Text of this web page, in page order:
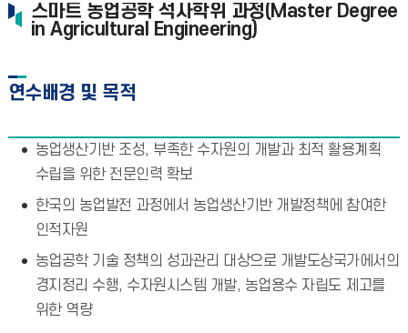
스마트 농업공학 석사학위 과정(Master Degree
in Agricultural Engineering)
연수배경 및 목적
농업생산기반 조성, 부족한 수자원의 개발과 최적 활용계획
수립을 위한 전문인력 확보
한국의 농업발전 과정에서 농업생산기반 개발정책에 참여한
인적자원
농업공학 기술 정책의 성과관리 대상으로 개발도상국가에서의
경지정리 수행, 수자원시스템 개발, 농업용수 자립도 제고를
위한 역량